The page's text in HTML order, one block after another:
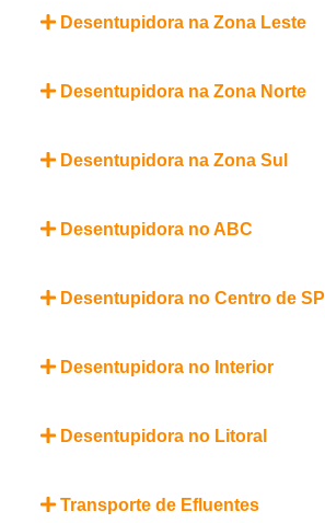
Desentupidora na Zona Leste
Desentupidora na Zona Norte
Desentupidora na Zona Sul
Desentupidora no ABC
Desentupidora no Centro de SP
Desentupidora no Interior
Desentupidora no Litoral
Transporte de Efluentes